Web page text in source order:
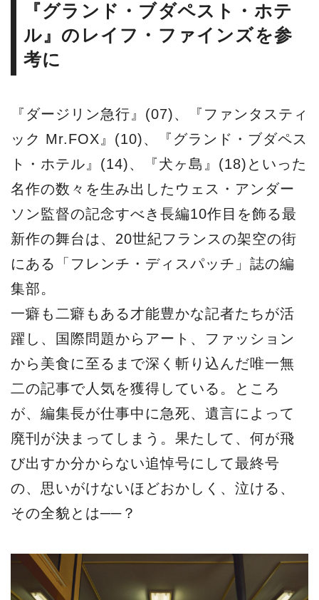
『グランド・ブダペスト・ホテ
ル』のレイフ・ファインズを参
考に
『ダージリン急行』(07)、『ファンタスティ
ック Mr.FOX』(10)、『グランド・ブダペス
ト・ホテル』(14)、『犬ヶ島』(18)といった
名作の数々を生み出したウェス・アンダー
ソン監督の記念すべき長編10作目を飾る最
新作の舞台は、20世紀フランスの架空の街
にある「フレンチ・ディスパッチ」誌の編
集部。
一癖も二癖もある才能豊かな記者たちが活
躍し、国際問題からアート、ファッション
から美食に至るまで深く斬り込んだ唯一無
二の記事で人気を獲得している。ところ
が、編集長が仕事中に急死、遺言によって
廃刊が決まってしまう。果たして、何が飛
び出すか分からない追悼号にして最終号
の、思いがけないほどおかしく、泣ける、
その全貌とは──？